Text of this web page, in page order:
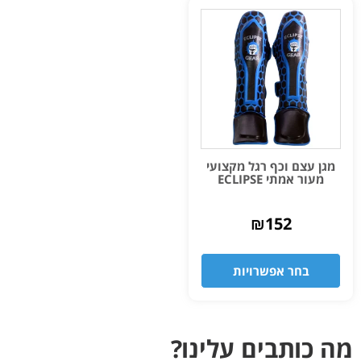
מגן עצם וכף רגל מקצועי
מעור אמתי ECLIPSE
₪152
בחר אפשרויות
מה כותבים עלינו?